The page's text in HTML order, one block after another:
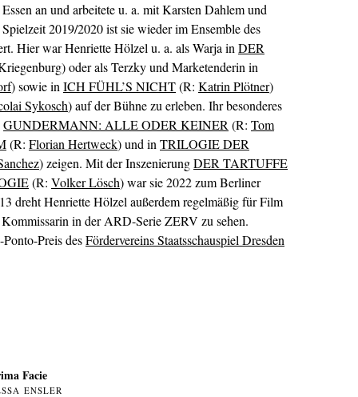
an und arbeitete u. a. mit Karsten Dahlem und
2019/2020 ist sie wieder im Ensemble des
Hier war Henriette Hölzel u. a. als Warja in DER
oder als Terzky und Marketenderin in
) sowie in ICH FÜHL’S NICHT(R: Katrin Plötner)
Sykosch) auf der Bühne zu erleben. Ihr besonderes
GUNDERMANN: ALLE ODER KEINER (R: Tom
(R: Florian Hertweck) und in TRILOGIE DER
) zeigen. Mit der InszenierungDER TARTUFFE
(R: Volker Lösch) war sie 2022 zum Berliner
dreht Henriette Hölzel außerdem regelmäßig für Film
in der ARD-Serie ZERV zu sehen.
Preis desFördervereins Staatsschauspiel Dresden
Facie
ENSLER